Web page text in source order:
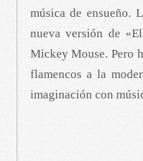
música de ensueño.
nueva versión de
Mickey Mouse. Pero
flamencos a la
imaginación con